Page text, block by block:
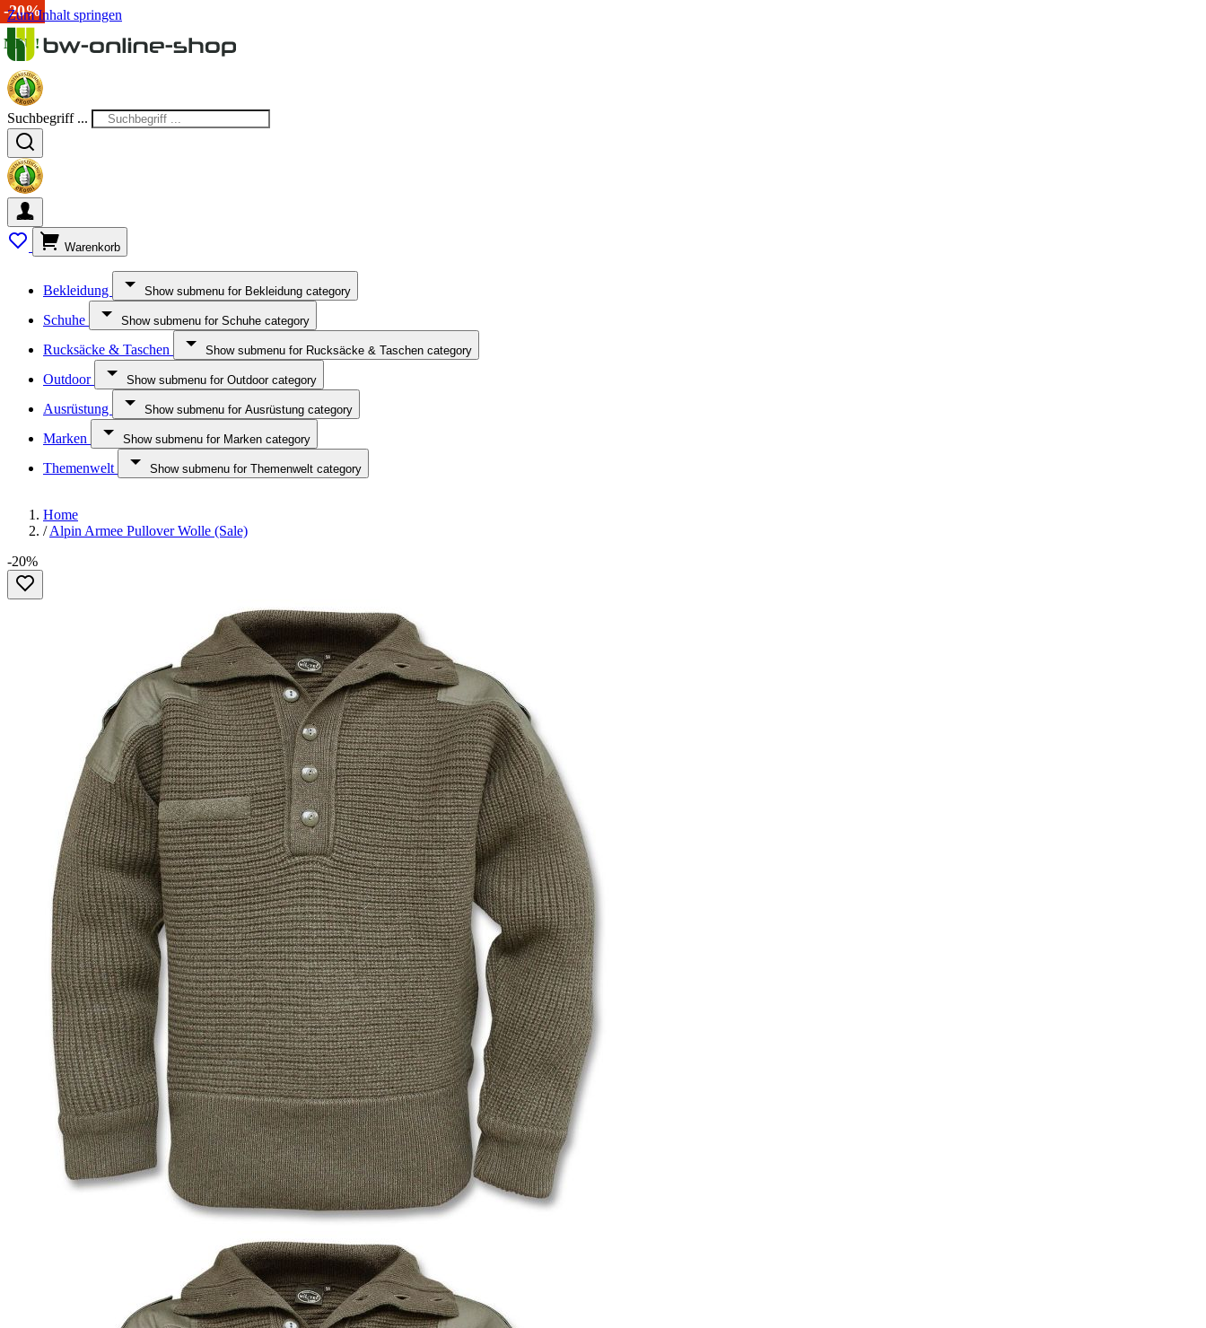
Zum Inhalt springen
Suchbegriff ...
Warenkorb
Bekleidung Show submenu for Bekleidung category
Schuhe Show submenu for Schuhe category
Rucksäcke & Taschen Show submenu for Rucksäcke & Taschen category
Outdoor Show submenu for Outdoor category
Ausrüstung Show submenu for Ausrüstung category
Marken Show submenu for Marken category
Themenwelt Show submenu for Themenwelt category
Home
/ Alpin Armee Pullover Wolle (Sale)
-20%
NEU!
-15%
-20%
NEU!